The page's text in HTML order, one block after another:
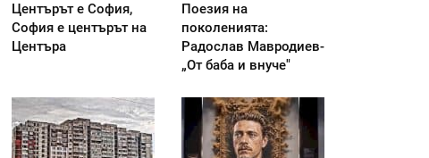
Центърът е София,
София е центърът на
Центъра
Поезия на
поколенията:
Радослав Мавродиев-
„От баба и внуче"